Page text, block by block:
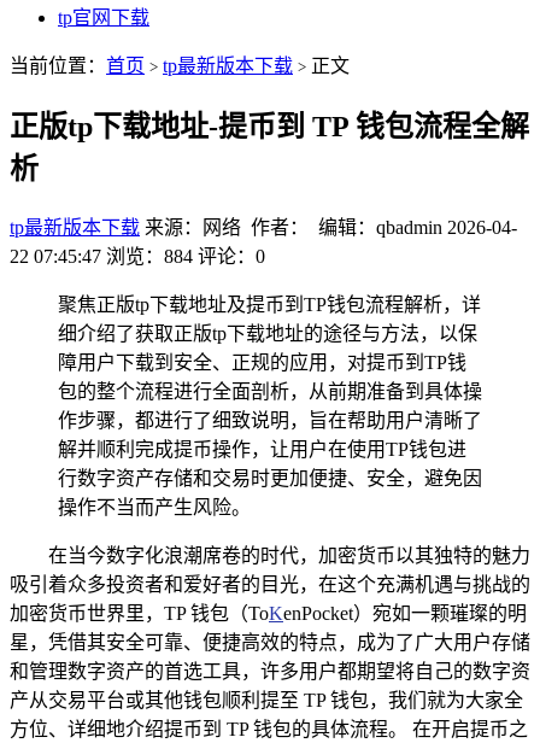
tp官网下载
当前位置： 首页 > tp最新版本下载 > 正文
正版tp下载地址-提币到 TP 钱包流程全解
析
tp最新版本下载 来源：网络 作者： 编辑：qbadmin 2026-04-
22 07:45:47 浏览：884 评论：0
聚焦正版tp下载地址及提币到TP钱包流程解析，详
细介绍了获取正版tp下载地址的途径与方法，以保
障用户下载到安全、正规的应用，对提币到TP钱
包的整个流程进行全面剖析，从前期准备到具体操
作步骤，都进行了细致说明，旨在帮助用户清晰了
解并顺利完成提币操作，让用户在使用TP钱包进
行数字资产存储和交易时更加便捷、安全，避免因
操作不当而产生风险。
在当今数字化浪潮席卷的时代，加密货币以其独特的魅力
吸引着众多投资者和爱好者的目光，在这个充满机遇与挑战的
加密货币世界里，TP 钱包（ToKenPocket）宛如一颗璀璨的明
星，凭借其安全可靠、便捷高效的特点，成为了广大用户存储
和管理数字资产的首选工具，许多用户都期望将自己的数字资
产从交易平台或其他钱包顺利提至 TP 钱包，我们就为大家全
方位、详细地介绍提币到 TP 钱包的具体流程。 在开启提币之